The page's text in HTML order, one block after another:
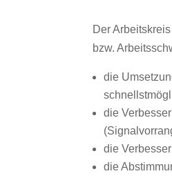
Der
bzw.
die
die
die
die